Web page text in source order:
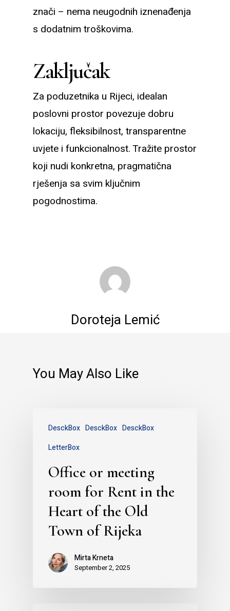
znači – nema neugodnih iznenađenja
s dodatnim troškovima.
Zaključak
Za poduzetnika u Rijeci, idealan
poslovni prostor povezuje dobru
lokaciju, fleksibilnost, transparentne
uvjete i funkcionalnost. Tražite prostor
koji nudi konkretna, pragmatična
rješenja sa svim ključnim
pogodnostima.
Doroteja Lemić
You May Also Like
DesckBox DesckBox DesckBox
LetterBox
Office or meeting
room for Rent in the
Heart of the Old
Town of Rijeka
Mirta Krneta
September 2, 2025